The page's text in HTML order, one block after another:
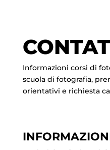
Informazioni corsi di
scuola di fotografia,
orientativi e richiesta